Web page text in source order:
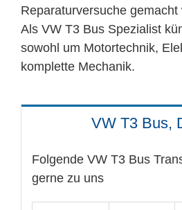
Reparaturversuche gemacht
Als VW T3 Bus Spezialist
sowohl um Motortechnik,
komplette Mechanik.
VW T3 Bus,
Folgende VW T3 Bus
gerne zu uns